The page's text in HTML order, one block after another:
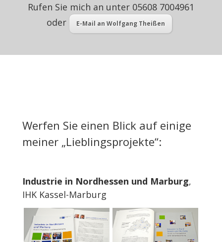
Rufen Sie mich an unter 05608 7004961
oder
E-Mail an Wolfgang Theißen
Werfen Sie einen Blick auf einige
meiner „Lieblingsprojekte“:
Industrie in Nordhessen und Marburg,
IHK Kassel-Marburg